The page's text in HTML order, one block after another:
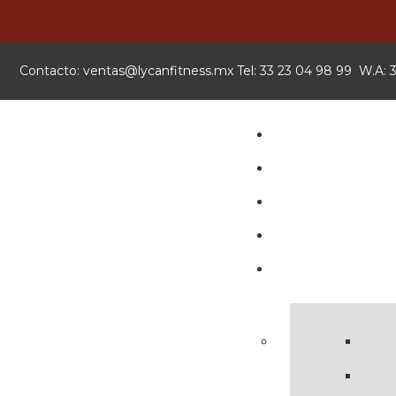
Contacto: xm.ssentifnacyl@satnev Tel: 33 23 04 98 99 W.A: